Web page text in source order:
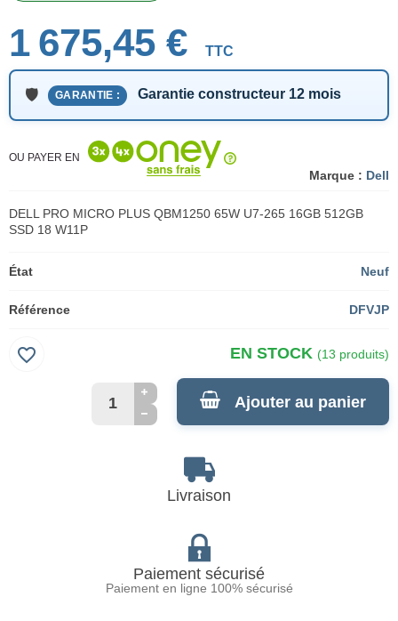
Marque : Dell
1 675,45 € TTC
GARANTIE : Garantie constructeur 12 mois
OU PAYER EN
DELL PRO MICRO PLUS QBM1250 65W U7-265 16GB 512GB
SSD 18 W11P
État Neuf
Référence DFVJP
EN STOCK (13 produits)
Ajouter au panier
favorite_border
Livraison
Paiement sécurisé
Paiement en ligne 100% sécurisé